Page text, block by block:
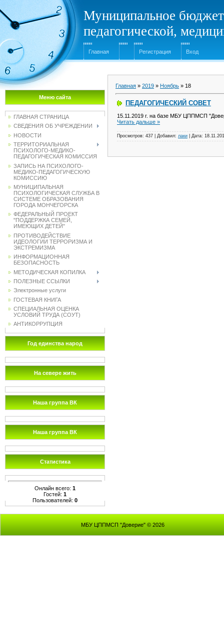
Муниципальное
педагогической,
Главная Регистрация Вход
Меню сайта
ГЛАВНАЯ СТРАНИЦА
СВЕДЕНИЯ ОБ УЧРЕЖДЕНИИ
НОВОСТИ
ТЕРРИТОРИАЛЬНАЯ
ПСИХОЛОГО-МЕДИКО-
ПЕДАГОГИЧЕСКАЯ КОМИССИЯ
ЗАПИСЬ НА ПСИХОЛОГО-
МЕДИКО-ПЕДАГОГИЧЕСКУЮ
КОМИССИЮ
МУНИЦИПАЛЬНАЯ
ПСИХОЛОГИЧЕСКАЯ СЛУЖБА В
СИСТЕМЕ ОБРАЗОВАНИЯ
ГОРОДА МОНЧЕГОРСКА
ФЕДЕРАЛЬНЫЙ ПРОЕКТ
"ПОДДЕРЖКА СЕМЕЙ,
ИМЕЮЩИХ ДЕТЕЙ"
ПРОТИВОДЕЙСТВИЕ
ИДЕОЛОГИИ ТЕРРОРИЗМА И
ЭКСТРЕМИЗМА
ИНФОРМАЦИОННАЯ
БЕЗОПАСНОСТЬ
МЕТОДИЧЕСКАЯ КОПИЛКА
ПОЛЕЗНЫЕ ССЫЛКИ
Электронные услуги
ГОСТЕВАЯ КНИГА
СПЕЦИАЛЬНАЯ ОЦЕНКА
УСЛОВИЙ ТРУДА (СОУТ)
АНТИКОРРУПЦИЯ
Год единства народ
На севере жить
Наша группа ВК
Наша группа ВК
Статистика
Онлайн всего: 1
Гостей: 1
Пользователей: 0
Главная » 2019 » Ноябрь » 18
ПЕДАГОГИЧЕСКИЙ СОВЕТ
15.11.2019 г. на базе МБУ ЦППМСП
Читать дальше »
Просмотров: 437 Добавил: лаки Дата:
МБУ ЦППМСП "Доверие" © 2026